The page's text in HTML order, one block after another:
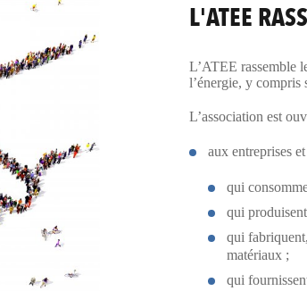
L'ATEE
L’ATEE rassemble
l’énergie, y compris
L’association est
aux entreprises
qui
qui
qui
matériaux ;
qui